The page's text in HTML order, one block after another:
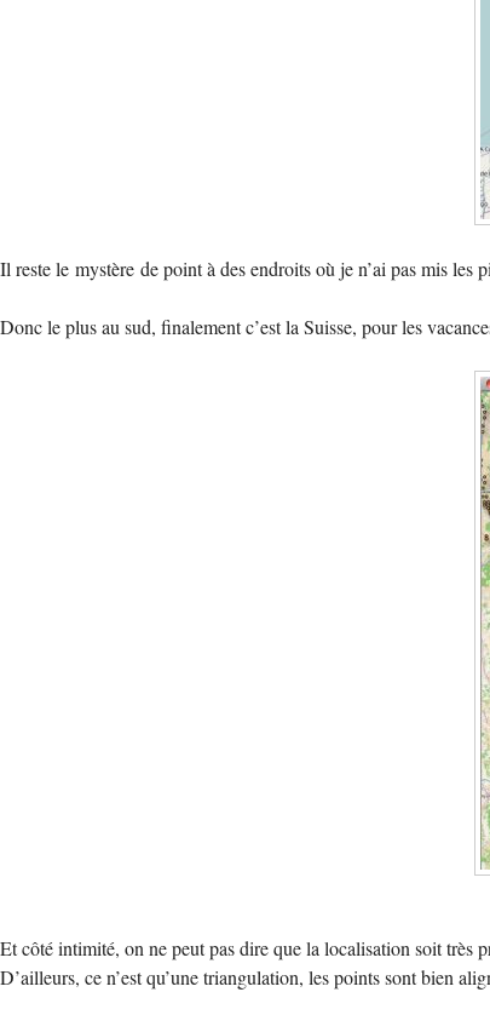
Il reste le mystère de point à des endroits où je n’ai pas mis
Donc le plus au sud, finalement c’est la Suisse, pour les
Et côté intimité, on ne peut pas dire que la localisation soit très
D’ailleurs, ce n’est qu’une triangulation, les points sont bien